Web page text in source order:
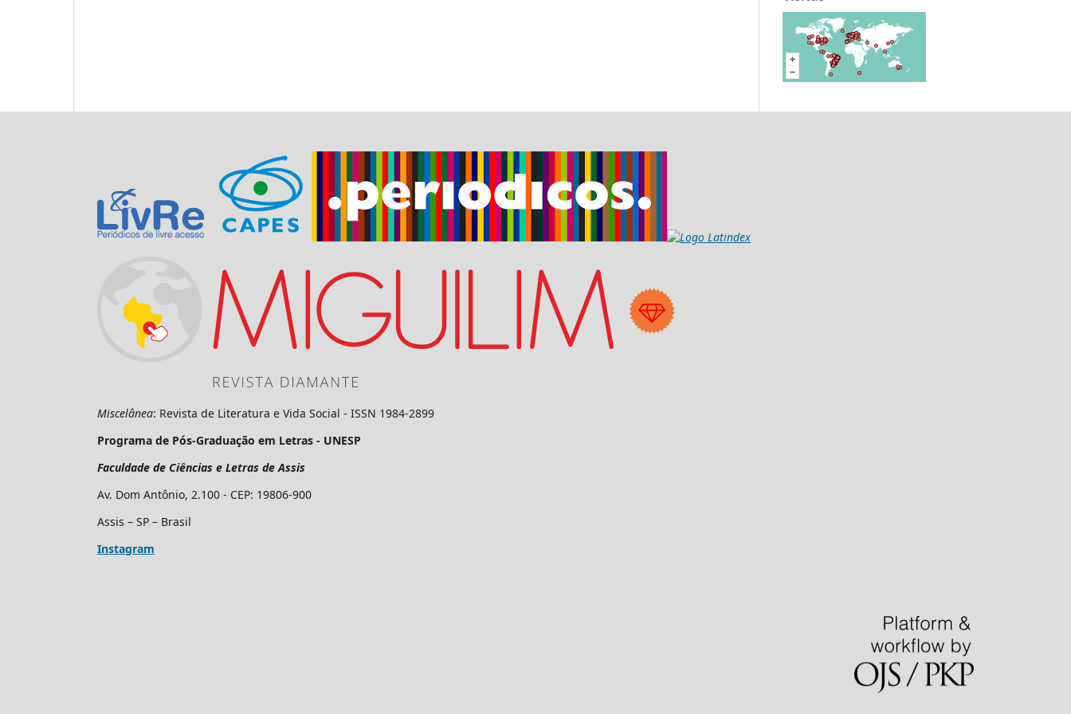
Miscelânea: Revista de Literatura e Vida Social - ISSN 1984-2899
Programa de Pós-Graduação em Letras - UNESP
Faculdade de Ciências e Letras de Assis
Av. Dom Antônio, 2.100 - CEP: 19806-900
Assis – SP – Brasil
Instagram